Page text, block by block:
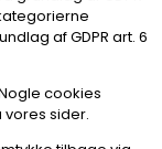
af GDPR art. 6
cookies
sider.